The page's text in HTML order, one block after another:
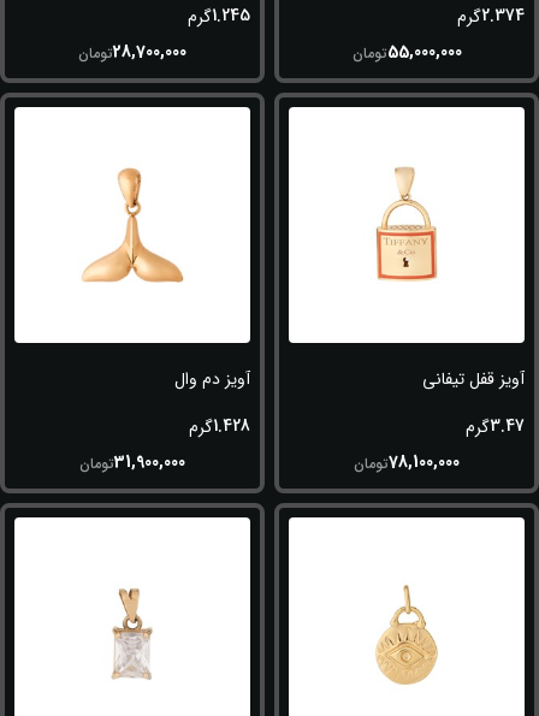
2.374گرم
55,000,000تومان
1.245گرم
28,700,000تومان
آویز قفل تیفانی
3.47گرم
78,100,000تومان
آویز دم وال
1.428گرم
31,900,000تومان